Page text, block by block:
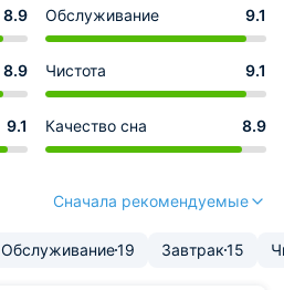
8.9 Обслуживание 9.1
8.9 Чистота 9.1
9.1 Качество сна 8.9
Сначала рекомендуемые
Обслуживание19 Завтрак15